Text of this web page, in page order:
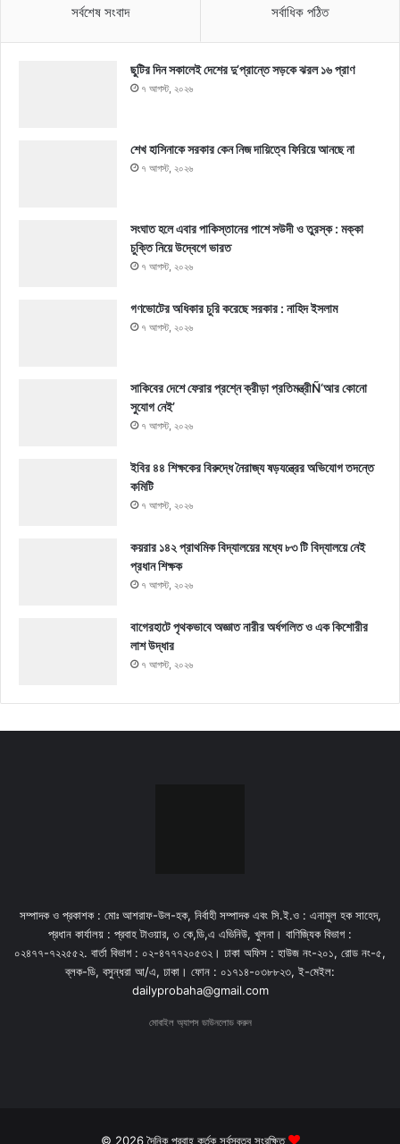
সর্বশেষ সংবাদ সর্বাধিক পঠিত
ছুটির দিন সকালেই দেশের দু’প্রান্তে সড়কে ঝরল ১৬ প্রাণ
৭ আগস্ট, ২০২৬
শেখ হাসিনাকে সরকার কেন নিজ দায়িত্বে ফিরিয়ে আনছে না
৭ আগস্ট, ২০২৬
সংঘাত হলে এবার পাকিস্তানের পাশে সউদী ও তুরস্ক : মক্কা
চুক্তি নিয়ে উদ্বেগে ভারত
৭ আগস্ট, ২০২৬
গণভোটের অধিকার চুরি করেছে সরকার : নাহিদ ইসলাম
৭ আগস্ট, ২০২৬
সাকিবের দেশে ফেরার প্রশ্নে ক্রীড়া প্রতিমন্ত্রীÑ‘আর কোনো
সুযোগ নেই’
৭ আগস্ট, ২০২৬
ইবির ৪৪ শিক্ষকের বিরুদ্ধে নৈরাজ্য ষড়যন্ত্রের অভিযোগ তদন্তে
কমিটি
৭ আগস্ট, ২০২৬
কয়রার ১৪২ প্রাথমিক বিদ্যালয়ের মধ্যে ৮৩ টি বিদ্যালয়ে নেই
প্রধান শিক্ষক
৭ আগস্ট, ২০২৬
বাগেরহাটে পৃথকভাবে অজ্ঞাত নারীর অর্ধগলিত ও এক কিশোরীর
লাশ উদ্ধার
৭ আগস্ট, ২০২৬
সম্পাদক ও প্রকাশক : মোঃ আশরাফ-উল-হক, নির্বাহী সম্পাদক এবং সি.ই.ও : এনামুল হক সাহেদ,
প্রধান কার্যালয় : প্রবাহ টাওয়ার, ৩ কে,ডি,এ এভিনিউ, খুলনা। বাণিজ্যিক বিভাগ :
০২৪৭৭-৭২২৫৫২. বার্তা বিভাগ : ০২-৪৭৭৭২০৫৩২। ঢাকা অফিস : হাউজ নং-২০১, রোড নং-৫,
ব্লক-ডি, বসুন্ধরা আ/এ, ঢাকা। ফোন : ০১৭১৪-০৩৮৮২৩, ই-মেইল:
dailyprobaha@gmail.com
মোবাইল অ্যাপস ডাউনলোড করুন
© 2026 দৈনিক প্রবাহ কর্তৃক সর্বস্বত্ব সংরক্ষিত